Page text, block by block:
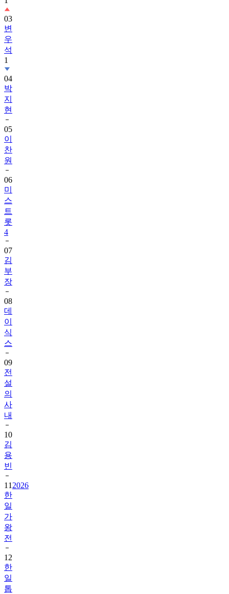
03
변
우
석
1
04
박
지
현
05
이
찬
원
06
미
스
트
롯
4
07
김
부
장
08
데
이
식
스
09
전
설
의
사
내
10
김
용
빈
11 2026
한
일
가
왕
전
12
한
일
톱